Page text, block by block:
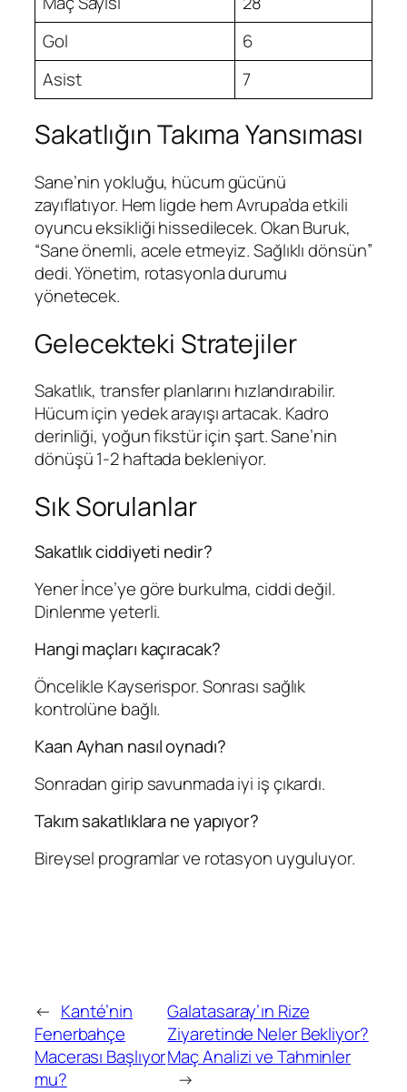
Gol
6
Asist
7
Sakatlığın Takıma Yansıması
Sane’nin yokluğu, hücum gücünü
zayıflatıyor. Hem ligde hem Avrupa’da etkili
oyuncu eksikliği hissedilecek. Okan Buruk,
“Sane önemli, acele etmeyiz. Sağlıklı dönsün”
dedi. Yönetim, rotasyonla durumu
yönetecek.
Gelecekteki Stratejiler
Sakatlık, transfer planlarını hızlandırabilir.
Hücum için yedek arayışı artacak. Kadro
derinliği, yoğun fikstür için şart. Sane’nin
dönüşü 1-2 haftada bekleniyor.
Sık Sorulanlar
Sakatlık ciddiyeti nedir?
Yener İnce’ye göre burkulma, ciddi değil.
Dinlenme yeterli.
Hangi maçları kaçıracak?
Öncelikle Kayserispor. Sonrası sağlık
kontrolüne bağlı.
Kaan Ayhan nasıl oynadı?
Sonradan girip savunmada iyi iş çıkardı.
Takım sakatlıklara ne yapıyor?
Bireysel programlar ve rotasyon uyguluyor.
← Kanté’nin
Fenerbahçe
Macerası Başlıyor
mu?
Galatasaray’ın Rize
Ziyaretinde Neler Bekliyor?
Maç Analizi ve Tahminler
→